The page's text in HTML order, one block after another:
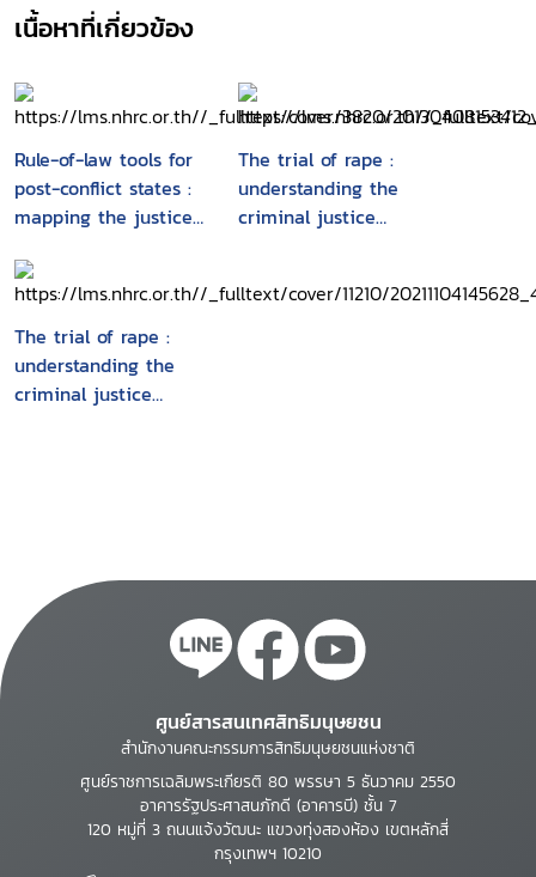
เนื้อหาที่เกี่ยวข้อง
Rule-of-law tools for
post-conflict states :
mapping the justice
The trial of rape :
understanding the
criminal justice
Thailand and
The trial of rape :
understanding the
criminal justice
ศูนย์สารสนเทศสิทธิมนุษยชน
สำนักงานคณะกรรมการสิทธิมนุษยชนแห่งชาติ
ศูนย์ราชการเฉลิมพระเกียรติ 80 พรรษา 5 ธันวาคม 2550
อาคารรัฐประศาสนภักดี (อาคารบี) ชั้น 7
120 หมู่ที่ 3 ถนนแจ้งวัฒนะ แขวงทุ่งสองห้อง เขตหลักสี่
กรุงเทพฯ 10210